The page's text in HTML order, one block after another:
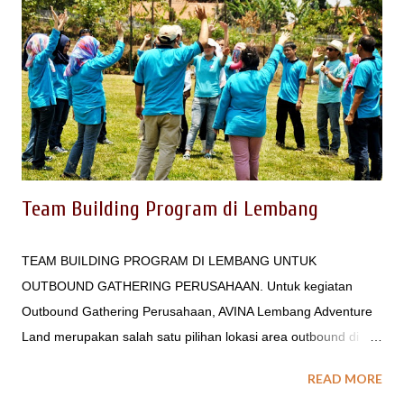
dengan delman Gowes dsb .. Info dan Reservasi Untuk
Outbound Lembang, Paket Outbound di Bandung, EO
Gathering di Bandung, EO Outbound di Bandung, Tempat
Camping di Lembang Bandung, Tempat Paintball di Bandung,
Offroad di Bandung, Tempat Wedding di Bandung hubungi :
The Adventure Land Bandung at AVINA Lembang Contact :
0812 183 1184 ...
Team Building Program di Lembang
TEAM BUILDING PROGRAM DI LEMBANG UNTUK
OUTBOUND GATHERING PERUSAHAAN. Untuk kegiatan
Outbound Gathering Perusahaan, AVINA Lembang Adventure
Land merupakan salah satu pilihan lokasi area outbound di
Jalan Raya Lembang - Maribaya, menjadikan acara
READ MORE